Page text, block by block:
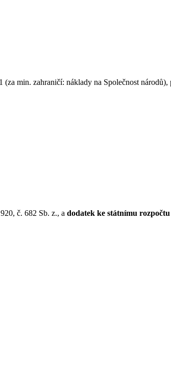
min. zahraničí: náklady na Společnost
č. 682 Sb. z., a dodatek ke státnímu rozpočtu